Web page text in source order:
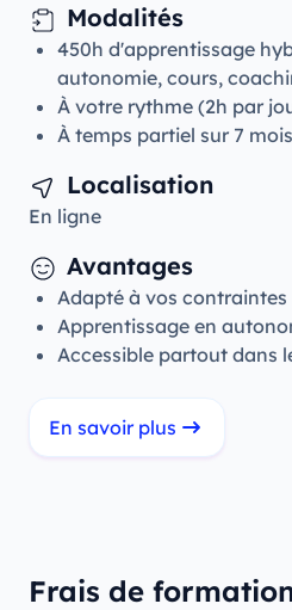
Modalités
450h d'apprentissage
autonomie, cours,
À votre rythme (2h par
À temps partiel sur 7 mois
Localisation
En ligne
Avantages
Adapté à vos contraintes
Apprentissage en
Accessible partout dans
En savoir plus
Frais de